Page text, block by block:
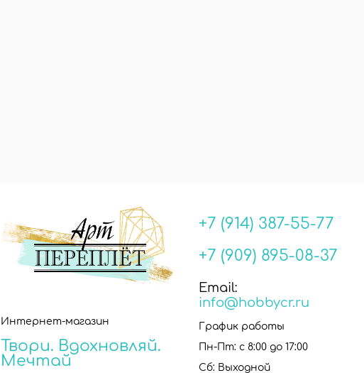
Интернет-магазин
Твори. Вдохновляй.
Мечтай
+7 (914) 387-55-77
+7 (909) 895-08-37
Email:
info@hobbycr.ru
График работы
Пн-Пт: с 8:00 до 17:00
Сб: Выходной